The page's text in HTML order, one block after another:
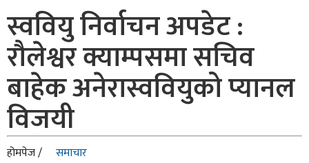
स्ववियु निर्वाचन अपडेट :
रौलेश्वर क्याम्पसमा सचिव
बाहेक अनेरास्ववियुको प्यानल
विजयी
होमपेज / समाचार